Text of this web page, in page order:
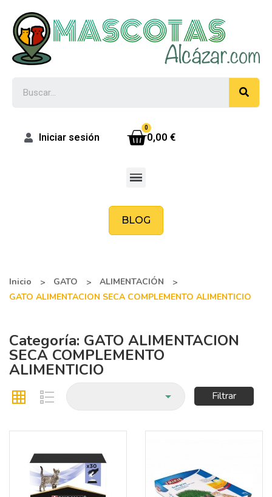
Iniciar sesión 0,00 €
BLOG
Inicio GATO
ALIMENTACIÓN
GATO ALIMENTACION SECA COMPLEMENTO ALIMENTICIO
Categoría: GATO ALIMENTACION
SECA COMPLEMENTO
ALIMENTICIO
 Filtrar